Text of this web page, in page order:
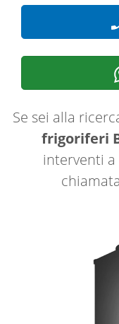
Se sei alla
frigoriferi
interventi